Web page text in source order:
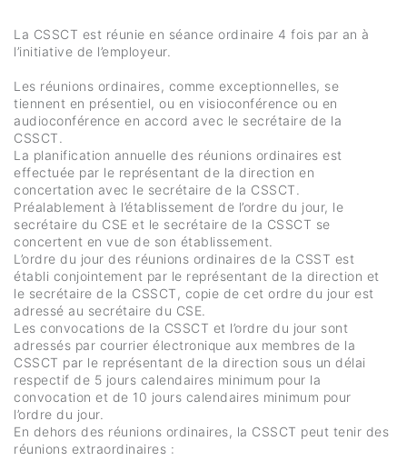
La CSSCT est réunie en séance ordinaire 4 fois par an à
l’initiative de l’employeur.
Les réunions ordinaires, comme exceptionnelles, se
tiennent en présentiel, ou en visioconférence ou en
audioconférence en accord avec le secrétaire de la
CSSCT.
La planification annuelle des réunions ordinaires est
effectuée par le représentant de la direction en
concertation avec le secrétaire de la CSSCT.
Préalablement à l’établissement de l’ordre du jour, le
secrétaire du CSE et le secrétaire de la CSSCT se
concertent en vue de son établissement.
L’ordre du jour des réunions ordinaires de la CSST est
établi conjointement par le représentant de la direction et
le secrétaire de la CSSCT, copie de cet ordre du jour est
adressé au secrétaire du CSE.
Les convocations de la CSSCT et l’ordre du jour sont
adressés par courrier électronique aux membres de la
CSSCT par le représentant de la direction sous un délai
respectif de 5 jours calendaires minimum pour la
convocation et de 10 jours calendaires minimum pour
l’ordre du jour.
En dehors des réunions ordinaires, la CSSCT peut tenir des
réunions extraordinaires :